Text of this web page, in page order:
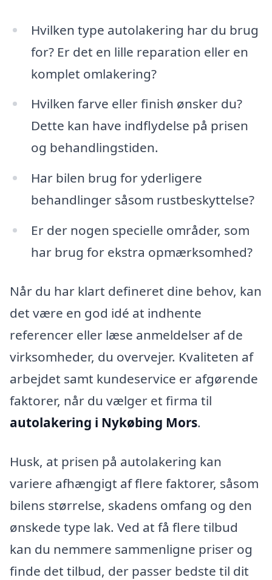
Hvilken type autolakering har du brug
for? Er det en lille reparation eller en
komplet omlakering?
Hvilken farve eller finish ønsker du?
Dette kan have indflydelse på prisen
og behandlingstiden.
Har bilen brug for yderligere
behandlinger såsom rustbeskyttelse?
Er der nogen specielle områder, som
har brug for ekstra opmærksomhed?
Når du har klart defineret dine behov, kan
det være en god idé at indhente
referencer eller læse anmeldelser af de
virksomheder, du overvejer. Kvaliteten af
arbejdet samt kundeservice er afgørende
faktorer, når du vælger et firma til
autolakering i Nykøbing Mors.
Husk, at prisen på autolakering kan
variere afhængigt af flere faktorer, såsom
bilens størrelse, skadens omfang og den
ønskede type lak. Ved at få flere tilbud
kan du nemmere sammenligne priser og
finde det tilbud, der passer bedste til dit